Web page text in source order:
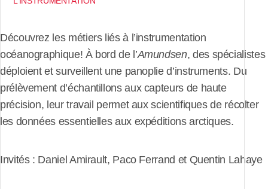
Découvrez les métiers liés à l’instrumentation
océanographique! À bord de l’Amundsen, des spécialistes
déploient et surveillent une panoplie d’instruments. Du
prélèvement d’échantillons aux capteurs de haute
précision, leur travail permet aux scientifiques de récolter
les données essentielles aux expéditions arctiques.
Invités : Daniel Amirault, Paco Ferrand et Quentin Lahaye